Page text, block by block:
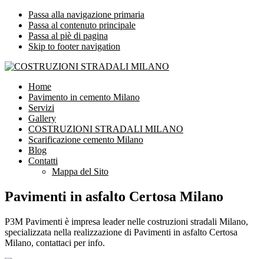
Passa alla navigazione primaria
Passa al contenuto principale
Passa al piè di pagina
Skip to footer navigation
COSTRUZIONI STRADALI MILANO
Impresa leader nelle costruzioni stradali Milano
Home
Pavimento in cemento Milano
Servizi
Gallery
COSTRUZIONI STRADALI MILANO
Scarificazione cemento Milano
Blog
Contatti
Mappa del Sito
Pavimenti in asfalto Certosa Milano
P3M Pavimenti è impresa leader nelle costruzioni stradali Milano,
specializzata nella realizzazione di Pavimenti in asfalto Certosa
Milano, contattaci per info.